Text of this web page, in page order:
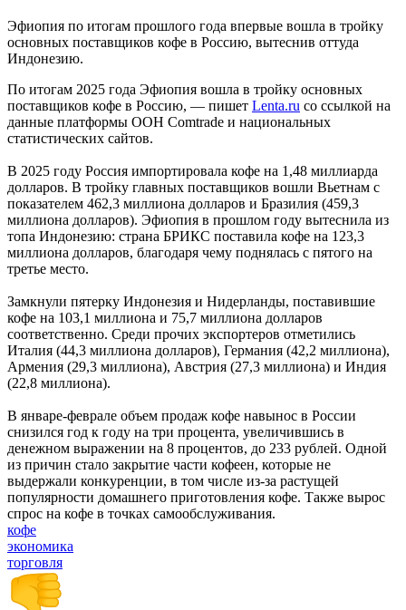
Эфиопия по итогам прошлого года впервые вошла в тройку
основных поставщиков кофе в Россию, вытеснив оттуда
Индонезию.
По итогам 2025 года Эфиопия вошла в тройку основных
поставщиков кофе в Россию, — пишет Lenta.ru со ссылкой на
данные платформы ООН Comtrade и национальных
статистических сайтов.
В 2025 году Россия импортировала кофе на 1,48 миллиарда
долларов. В тройку главных поставщиков вошли Вьетнам с
показателем 462,3 миллиона долларов и Бразилия (459,3
миллиона долларов). Эфиопия в прошлом году вытеснила из
топа Индонезию: страна БРИКС поставила кофе на 123,3
миллиона долларов, благодаря чему поднялась с пятого на
третье место.
Замкнули пятерку Индонезия и Нидерланды, поставившие
кофе на 103,1 миллиона и 75,7 миллиона долларов
соответственно. Среди прочих экспортеров отметились
Италия (44,3 миллиона долларов), Германия (42,2 миллиона),
Армения (29,3 миллиона), Австрия (27,3 миллиона) и Индия
(22,8 миллиона).
В январе-феврале объем продаж кофе навынос в России
снизился год к году на три процента, увеличившись в
денежном выражении на 8 процентов, до 233 рублей. Одной
из причин стало закрытие части кофеен, которые не
выдержали конкуренции, в том числе из-за растущей
популярности домашнего приготовления кофе. Также вырос
спрос на кофе в точках самообслуживания.
кофе
экономика
торговля